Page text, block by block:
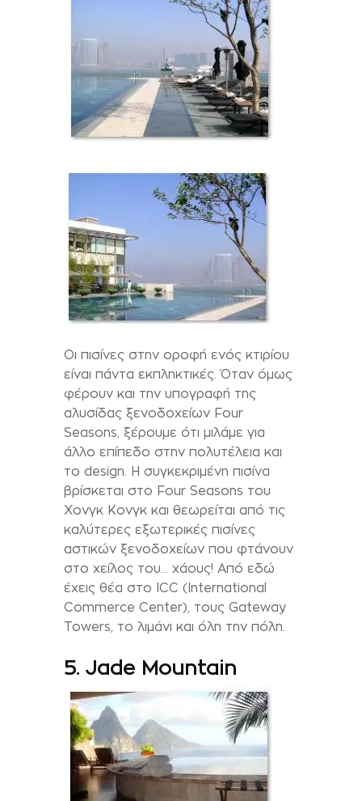
Οι πισίνες στην οροφή ενός κτιρίου
είναι πάντα εκπληκτικές. Όταν όμως
φέρουν και την υπογραφή της
αλυσίδας ξενοδοχείων Four
Seasons, ξέρουμε ότι μιλάμε για
άλλο επίπεδο στην πολυτέλεια και
το design. H συγκεκριμένη πισίνα
βρίσκεται στο Four Seasons του
Χονγκ Κονγκ και θεωρείται από τις
καλύτερες εξωτερικές πισίνες
αστικών ξενοδοχείων που φτάνουν
στο χείλος του… χάους! Από εδώ
έχεις θέα στο ICC (International
Commerce Center), τους Gateway
Towers, το λιμάνι και όλη την πόλη.
5. Jade Mountain